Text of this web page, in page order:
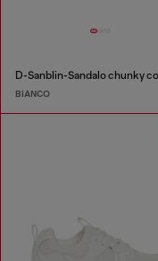
BIANCO